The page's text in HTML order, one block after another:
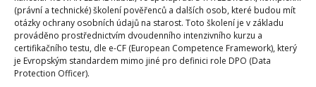
(právní a technické) školení pověřenců a dalších osob, které budou mít
otázky ochrany osobních údajů na starost. Toto školení je v základu
prováděno prostřednictvím dvoudenního intenzivního kurzu a
certifikačního testu, dle e-CF (European Competence Framework), který
je Evropským standardem mimo jiné pro definici role DPO (Data
Protection Officer).